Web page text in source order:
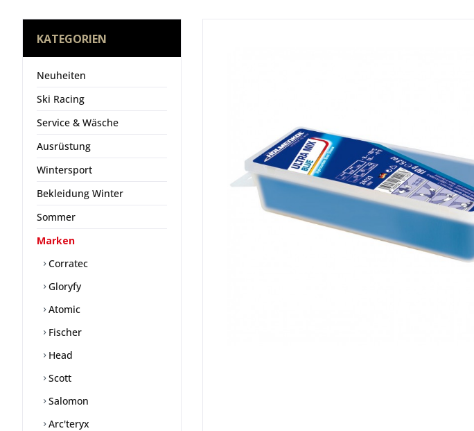
KATEGORIEN
Neuheiten
Ski Racing
Service & Wäsche
Ausrüstung
Wintersport
Bekleidung Winter
Sommer
Marken
Corratec
Gloryfy
Atomic
Fischer
Head
Scott
Salomon
Arc'teryx